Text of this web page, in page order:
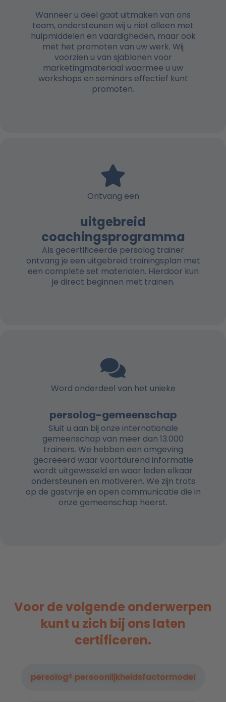
Wanneer u deel gaat uitmaken van ons
team, ondersteunen wij u niet alleen met
hulpmiddelen en vaardigheden, maar ook
met het promoten van uw werk. Wij
voorzien u van sjablonen voor
marketingmateriaal waarmee u uw
workshops en seminars effectief kunt
promoten.
Ontvang een
uitgebreid
coachingsprogramma
Als gecertificeerde persolog trainer
ontvang je een uitgebreid trainingsplan met
een complete set materialen. Hierdoor kun
je direct beginnen met trainen.
Word onderdeel van het unieke
persolog-gemeenschap
Sluit u aan bij onze internationale
gemeenschap van meer dan 13.000
trainers. We hebben een omgeving
gecreëerd waar voortdurend informatie
wordt uitgewisseld en waar leden elkaar
ondersteunen en motiveren. We zijn trots
op de gastvrije en open communicatie die in
onze gemeenschap heerst.
Voor de volgende onderwerpen
kunt u zich bij ons laten
certificeren.
persolog® persoonlijkheidsfactormodel